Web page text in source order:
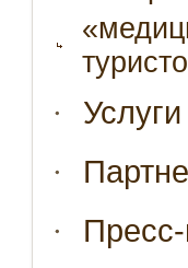
Услуги